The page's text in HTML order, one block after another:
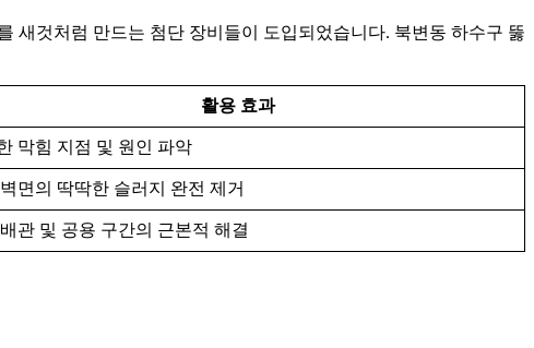
새것처럼 만드는 첨단 장비들이 도입되었습니다. 북변동 하수구 뚫
활용 효과
막힘 지점 및 원인 파악
면의 딱딱한 슬러지 완전 제거
관 및 공용 구간의 근본적 해결